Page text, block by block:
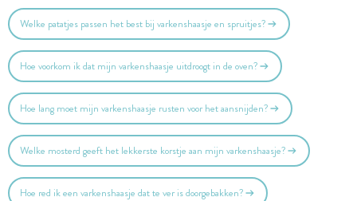
Welke patatjes passen het best bij varkenshaasje en spruitjes?
Hoe voorkom ik dat mijn varkenshaasje uitdroogt in de oven?
Hoe lang moet mijn varkenshaasje rusten voor het aansnijden?
Welke mosterd geeft het lekkerste korstje aan mijn varkenshaasje?
Hoe red ik een varkenshaasje dat te ver is doorgebakken?